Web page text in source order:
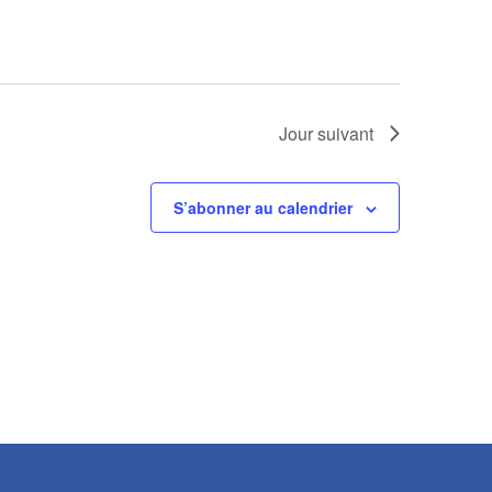
Jour suivant
S’abonner au calendrier